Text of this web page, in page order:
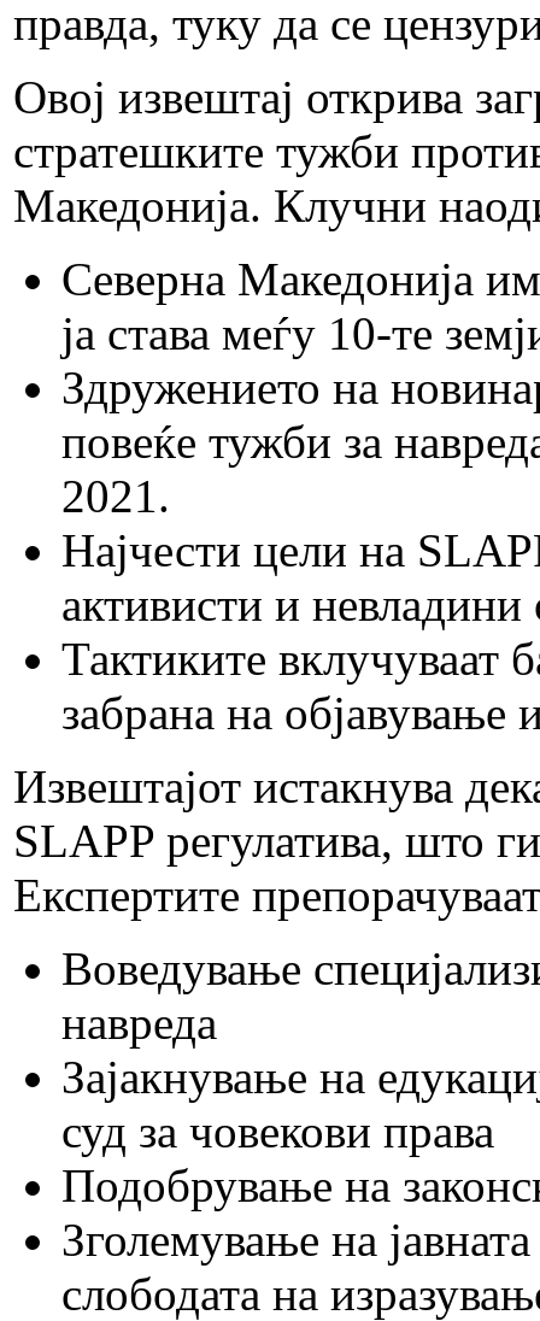
правда, туку да се
Овој извештај открива
стратешките тужби
Македонија. Клучни
Северна Македонија
ја става меѓу 10-те
Здружението на
повеќе тужби за
2021.
Најчести цели на
активисти и невладини
Тактиките вклучуваат
забрана на објавување
Извештајот истакнува
SLAPP регулатива, што
Експертите
Воведување
навреда
Зајакнување на
суд за човекови права
Подобрување на
Зголемување на
слободата на